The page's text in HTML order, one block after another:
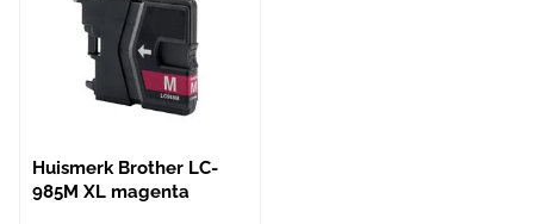
Huismerk Brother LC-
985M XL magenta